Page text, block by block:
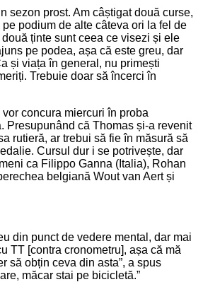
sezon prost. Am câștigat două curse,
podium de alte câteva ori la fel de
ținte sunt ceea ce visezi și ele
pe podea, așa că este greu, dar
și viața în general, nu primești
Trebuie doar să încerci în
concura miercuri în proba
Presupunând că Thomas și-a revenit
rutieră, ar trebui să fie în măsură să
Cursul dur i se potrivește, dar
ca Filippo Ganna (Italia), Rohan
belgiană Wout van Aert și
din punct de vedere mental, dar mai
TT [contra cronometru], așa că mă
să obțin ceva din asta”, a spus
măcar stai pe bicicletă.”